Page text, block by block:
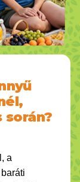
során?
a